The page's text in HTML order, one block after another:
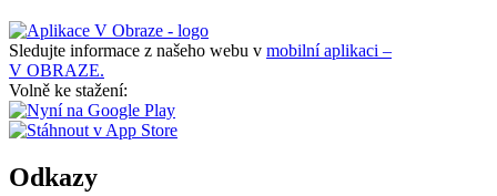
Sledujte informace z našeho webu v mobilní aplikaci –
V OBRAZE.
Volně ke stažení:
Odkazy